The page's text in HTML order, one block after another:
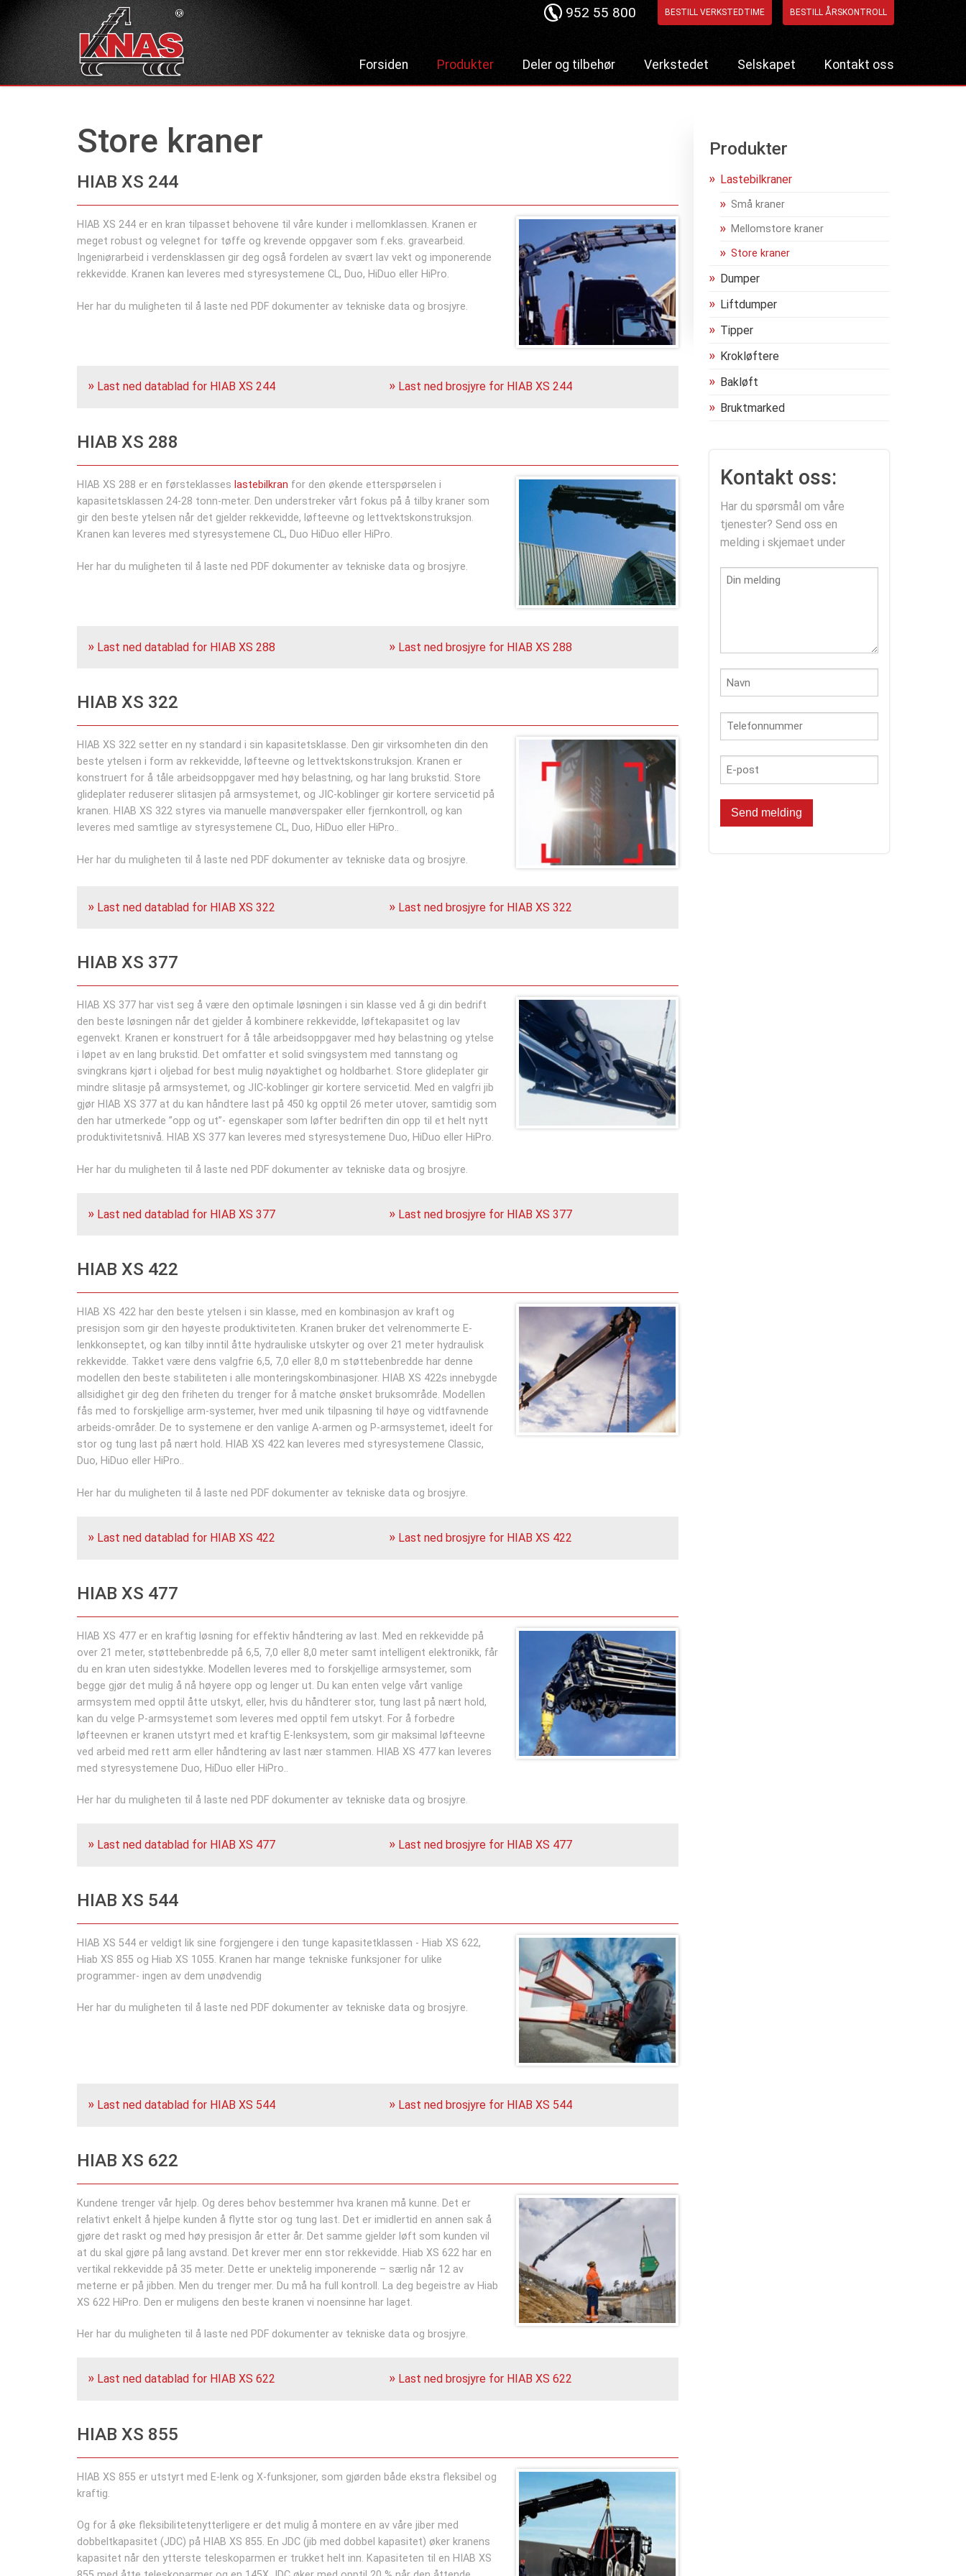
952 55 800 BESTILL VERKSTEDTIME BESTILL ÅRSKONTROLL
Forsiden Produkter
Krokløftere
Bruktmarked
Deler og tilbehør
Komponenter
Verkstedet Selskapet Kontakt oss
Store kraner
HIAB XS 244
HIAB XS 244 er en kran tilpasset behovene til våre kunder i mellomklassen. Kranen er
meget robust og velegnet for tøffe og krevende oppgaver som f.eks. gravearbeid.
Ingeniørarbeid i verdensklassen gir deg også fordelen av svært lav vekt og imponerende
rekkevidde. Kranen kan leveres med styresystemene CL, Duo, HiDuo eller HiPro.
Her har du muligheten til å laste ned PDF dokumenter av tekniske data og brosjyre.
Last ned datablad for HIAB XS 244 Last ned brosjyre for HIAB XS 244
HIAB XS 288
HIAB XS 288 er en førsteklasses lastebilkran for den økende etterspørselen i
kapasitetsklassen 24-28 tonn-meter. Den understreker vårt fokus på å tilby kraner som
gir den beste ytelsen når det gjelder rekkevidde, løfteevne og lettvektskonstruksjon.
Kranen kan leveres med styresystemene CL, Duo HiDuo eller HiPro.
Her har du muligheten til å laste ned PDF dokumenter av tekniske data og brosjyre.
Last ned datablad for HIAB XS 288 Last ned brosjyre for HIAB XS 288
HIAB XS 322
HIAB XS 322 setter en ny standard i sin kapasitetsklasse. Den gir virksomheten din den
beste ytelsen i form av rekkevidde, løfteevne og lettvektskonstruksjon. Kranen er
konstruert for å tåle arbeidsoppgaver med høy belastning, og har lang brukstid. Store
glideplater reduserer slitasjen på armsystemet, og JIC-koblinger gir kortere servicetid på
kranen. HIAB XS 322 styres via manuelle manøverspaker eller fjernkontroll, og kan
leveres med samtlige av styresystemene CL, Duo, HiDuo eller HiPro..
Her har du muligheten til å laste ned PDF dokumenter av tekniske data og brosjyre.
Last ned datablad for HIAB XS 322 Last ned brosjyre for HIAB XS 322
HIAB XS 377
HIAB XS 377 har vist seg å være den optimale løsningen i sin klasse ved å gi din bedrift
den beste løsningen når det gjelder å kombinere rekkevidde, løftekapasitet og lav
egenvekt. Kranen er konstruert for å tåle arbeidsoppgaver med høy belastning og ytelse
i løpet av en lang brukstid. Det omfatter et solid svingsystem med tannstang og
svingkrans kjørt i oljebad for best mulig nøyaktighet og holdbarhet. Store glideplater gir
mindre slitasje på armsystemet, og JIC-koblinger gir kortere servicetid. Med en valgfri jib
gjør HIAB XS 377 at du kan håndtere last på 450 kg opptil 26 meter utover, samtidig som
den har utmerkede ”opp og ut”- egenskaper som løfter bedriften din opp til et helt nytt
produktivitetsnivå. HIAB XS 377 kan leveres med styresystemene Duo, HiDuo eller HiPro.
Her har du muligheten til å laste ned PDF dokumenter av tekniske data og brosjyre.
Last ned datablad for HIAB XS 377 Last ned brosjyre for HIAB XS 377
HIAB XS 422
HIAB XS 422 har den beste ytelsen i sin klasse, med en kombinasjon av kraft og
presisjon som gir den høyeste produktiviteten. Kranen bruker det velrenommerte E-
lenkkonseptet, og kan tilby inntil åtte hydrauliske utskyter og over 21 meter hydraulisk
rekkevidde. Takket være dens valgfrie 6,5, 7,0 eller 8,0 m støttebenbredde har denne
modellen den beste stabiliteten i alle monteringskombinasjoner. HIAB XS 422s innebygde
allsidighet gir deg den friheten du trenger for å matche ønsket bruksområde. Modellen
fås med to forskjellige arm-systemer, hver med unik tilpasning til høye og vidtfavnende
arbeids-områder. De to systemene er den vanlige A-armen og P-armsystemet, ideelt for
stor og tung last på nært hold. HIAB XS 422 kan leveres med styresystemene Classic,
Duo, HiDuo eller HiPro..
Her har du muligheten til å laste ned PDF dokumenter av tekniske data og brosjyre.
Last ned datablad for HIAB XS 422 Last ned brosjyre for HIAB XS 422
HIAB XS 477
HIAB XS 477 er en kraftig løsning for effektiv håndtering av last. Med en rekkevidde på
over 21 meter, støttebenbredde på 6,5, 7,0 eller 8,0 meter samt intelligent elektronikk, får
du en kran uten sidestykke. Modellen leveres med to forskjellige armsystemer, som
begge gjør det mulig å nå høyere opp og lenger ut. Du kan enten velge vårt vanlige
armsystem med opptil åtte utskyt, eller, hvis du håndterer stor, tung last på nært hold,
kan du velge P-armsystemet som leveres med opptil fem utskyt. For å forbedre
løfteevnen er kranen utstyrt med et kraftig E-lenksystem, som gir maksimal løfteevne
ved arbeid med rett arm eller håndtering av last nær stammen. HIAB XS 477 kan leveres
med styresystemene Duo, HiDuo eller HiPro..
Her har du muligheten til å laste ned PDF dokumenter av tekniske data og brosjyre.
Last ned datablad for HIAB XS 477 Last ned brosjyre for HIAB XS 477
HIAB XS 544
HIAB XS 544 er veldigt lik sine forgjengere i den tunge kapasitetklassen - Hiab XS 622,
Hiab XS 855 og Hiab XS 1055. Kranen har mange tekniske funksjoner for ulike
programmer- ingen av dem unødvendig
Her har du muligheten til å laste ned PDF dokumenter av tekniske data og brosjyre.
Last ned datablad for HIAB XS 544 Last ned brosjyre for HIAB XS 544
HIAB XS 622
Kundene trenger vår hjelp. Og deres behov bestemmer hva kranen må kunne. Det er
relativt enkelt å hjelpe kunden å flytte stor og tung last. Det er imidlertid en annen sak å
gjøre det raskt og med høy presisjon år etter år. Det samme gjelder løft som kunden vil
at du skal gjøre på lang avstand. Det krever mer enn stor rekkevidde. Hiab XS 622 har en
vertikal rekkevidde på 35 meter. Dette er unektelig imponerende – særlig når 12 av
meterne er på jibben. Men du trenger mer. Du må ha full kontroll. La deg begeistre av Hiab
XS 622 HiPro. Den er muligens den beste kranen vi noensinne har laget.
Her har du muligheten til å laste ned PDF dokumenter av tekniske data og brosjyre.
Last ned datablad for HIAB XS 622 Last ned brosjyre for HIAB XS 622
HIAB XS 855
HIAB XS 855 er utstyrt med E-lenk og X-funksjoner, som gjørden både ekstra fleksibel og
kraftig.
Og for å øke fleksibilitetenytterligere er det mulig å montere en av våre jiber med
dobbeltkapasitet (JDC) på HIAB XS 855. En JDC (jib med dobbel kapasitet) øker kranens
kapasitet når den ytterste teleskoparmen er trukket helt inn. Kapasiteten til en HIAB XS
Produkter
Lastebilkraner
Små kraner
Mellomstore kraner
Store kraner
Dumper
Liftdumper
Tipper
Krokløftere
Bakløft
Bruktmarked
Kontakt oss:
Har du spørsmål om våre
tjenester? Send oss en
melding i skjemaet under